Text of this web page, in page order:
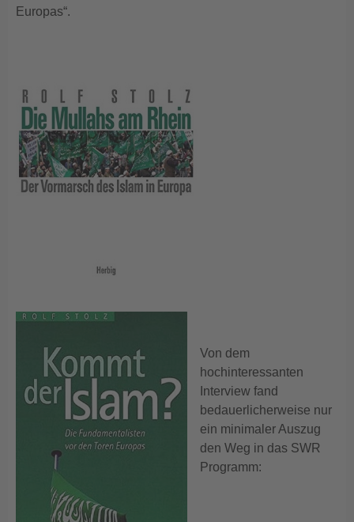
Europas“.
Von dem
hochinteressanten
Interview fand
bedauerlicherweise nur
ein minimaler Auszug
den Weg in das SWR
Programm: